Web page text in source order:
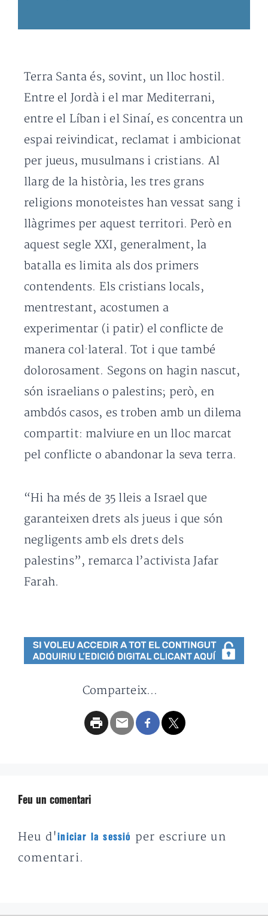
Terra Santa és, sovint, un lloc hostil.
Entre el Jordà i el mar Mediterrani,
entre el Líban i el Sinaí, es concentra un
espai reivindicat, reclamat i ambicionat
per jueus, musulmans i cristians. Al
llarg de la història, les tres grans
religions monoteistes han vessat sang i
llàgrimes per aquest territori. Però en
aquest segle XXI, generalment, la
batalla es limita als dos primers
contendents. Els cristians locals,
mentrestant, acostumen a
experimentar (i patir) el conflicte de
manera col·lateral. Tot i que també
dolorosament. Segons on hagin nascut,
són israelians o palestins; però, en
ambdós casos, es troben amb un dilema
compartit: malviure en un lloc marcat
pel conflicte o abandonar la seva terra.
“Hi ha més de 35 lleis a Israel que
garanteixen drets als jueus i que són
negligents amb els drets dels
palestins”, remarca l’activista Jafar
Farah.
Comparteix...
Feu un comentari
Heu d'iniciar la sessió
per escriure un
comentari.